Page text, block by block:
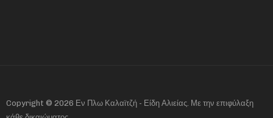
Copyright © 2026 Εν Πλω Καλαϊτζή - Είδη Αλιείας. Με την επιφύλαξη